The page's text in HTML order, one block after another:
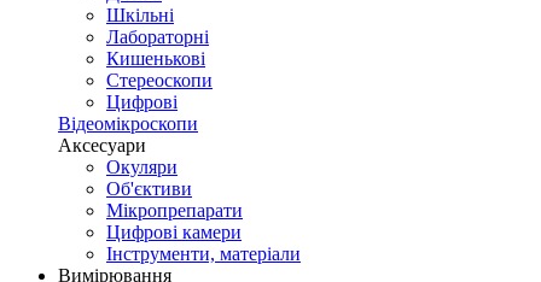
Шкільні
Лабораторні
Кишенькові
Стереоскопи
Цифрові
Відеомікроскопи
Аксесуари
Окуляри
Об'єктиви
Мікропрепарати
Цифрові камери
Інструменти, матеріали
Вимірювання